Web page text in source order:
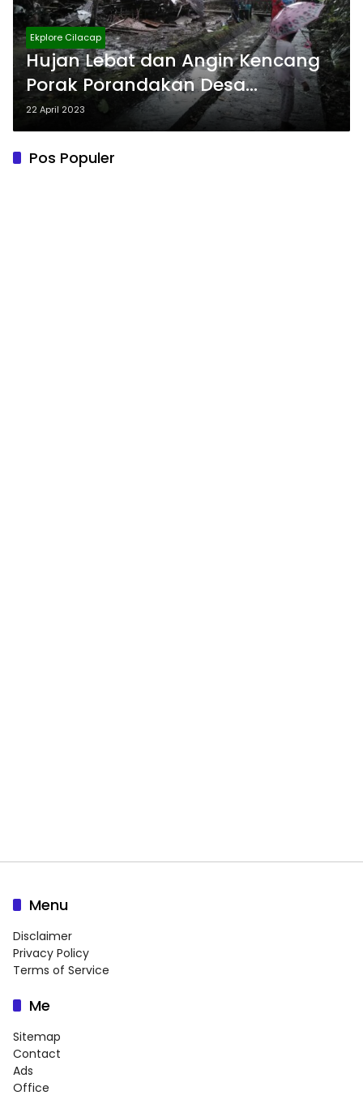
Ekplore Cilacap
Hujan Lebat dan Angin Kencang
Porak Porandakan Desa
Bojongsari Dan Sekitarnya
22 April 2023
Pos Populer
Menu
Disclaimer
Privacy Policy
Terms of Service
Me
Sitemap
Contact
Ads
Office